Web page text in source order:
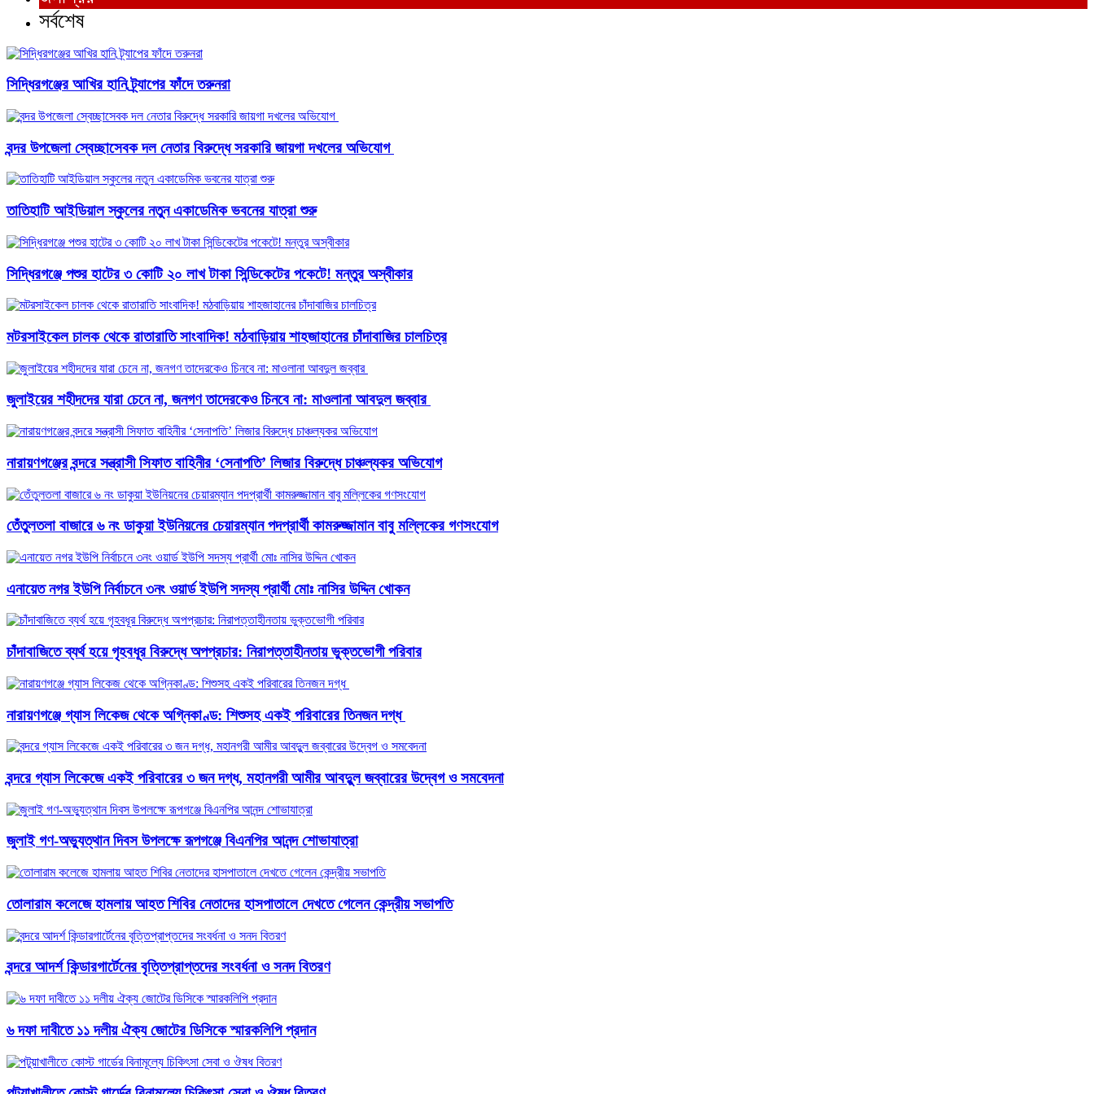
সর্বশেষ
সিদ্ধিরগঞ্জের আখির হানি ট্র্যাপের ফাঁদে তরুনরা
বন্দর উপজেলা স্বেচ্ছাসেবক দল নেতার বিরুদ্ধে সরকারি জায়গা দখলের অভিযোগ ‎
তাতিহাটি আইডিয়াল স্কুলের নতুন একাডেমিক ভবনের যাত্রা শুরু
সিদ্ধিরগঞ্জে পশুর হাটের ৩ কোটি ২০ লাখ টাকা সিন্ডিকেটের পকেটে! মন্তুর অস্বীকার
মটরসাইকেল চালক থেকে রাতারাতি সাংবাদিক! মঠবাড়িয়ায় শাহজাহানের চাঁদাবাজির চালচিত্র
জুলাইয়ের শহীদদের যারা চেনে না, জনগণ তাদেরকেও চিনবে না: মাওলানা আবদুল জব্বার ​
নারায়ণগঞ্জের বন্দরে সন্ত্রাসী সিফাত বাহিনীর ‘সেনাপতি’ লিজার বিরুদ্ধে চাঞ্চল্যকর অভিযোগ
তেঁতুলতলা বাজারে ৬ নং ডাকুয়া ইউনিয়নের চেয়ারম্যান পদপ্রার্থী কামরুজ্জামান বাবু মল্লিকের গণসংযোগ
এনায়েত নগর ইউপি নির্বাচনে ৩নং ওয়ার্ড ইউপি সদস্য প্রার্থী মোঃ নাসির উদ্দিন খোকন
চাঁদাবাজিতে ব্যর্থ হয়ে গৃহবধূর বিরুদ্ধে অপপ্রচার: নিরাপত্তাহীনতায় ভুক্তভোগী পরিবার
নারায়ণগঞ্জে গ্যাস লিকেজ থেকে অগ্নিকাণ্ড: শিশুসহ একই পরিবারের তিনজন দগ্ধ ​
বন্দরে গ্যাস লিকেজে একই পরিবারের ৩ জন দগ্ধ, মহানগরী আমীর আবদুুল জব্বারের উদ্বেগ ও সমবেদনা
জুলাই গণ-অভ্যুত্থান দিবস উপলক্ষে রূপগঞ্জে বিএনপির আনন্দ শোভাযাত্রা
তোলারাম কলেজে হামলায় আহত শিবির নেতাদের হাসপাতালে দেখতে গেলেন কেন্দ্রীয় সভাপতি
বন্দরে আদর্শ কিন্ডারগার্টেনের বৃত্তিপ্রাপ্তদের সংবর্ধনা ও সনদ বিতরণ
৬ দফা দাবীতে ১১ দলীয় ঐক্য জোটের ডিসিকে স্মারকলিপি প্রদান